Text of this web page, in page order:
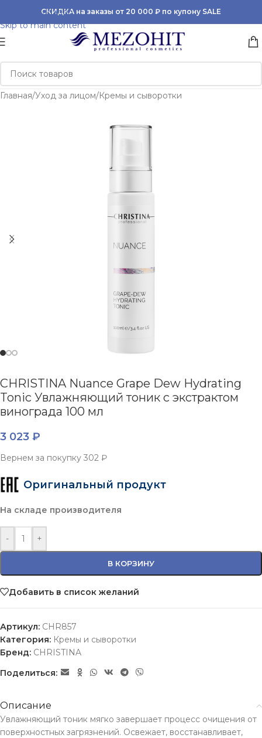
Skip to navigation
Skip to main content
СКИДКА на заказы от 20 000 ₽ по купону SALE
Главная/Уход за лицом/Кремы и сыворотки
CHRISTINA Nuance Grape Dew Hydrating
Tonic Увлажняющий тоник с экстрактом
винограда 100 мл
3 023 ₽
Вернем за покупку 302 ₽
Оригинальный продукт
На складе производителя
- +
В КОРЗИНУ
Добавить в список желаний
Артикул: CHR857
Категория: Кремы и сыворотки
Бренд: CHRISTINA
Поделиться:
Описание
Увлажняющий тоник мягко завершает процесс очищения от
поверхностных загрязнений. Освежает, восстанавливает,